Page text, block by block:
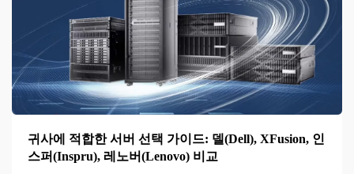
귀사에 적합한 서버 선택 가이드: 델(Dell), XFusion, 인
스퍼(Inspru), 레노버(Lenovo) 비교